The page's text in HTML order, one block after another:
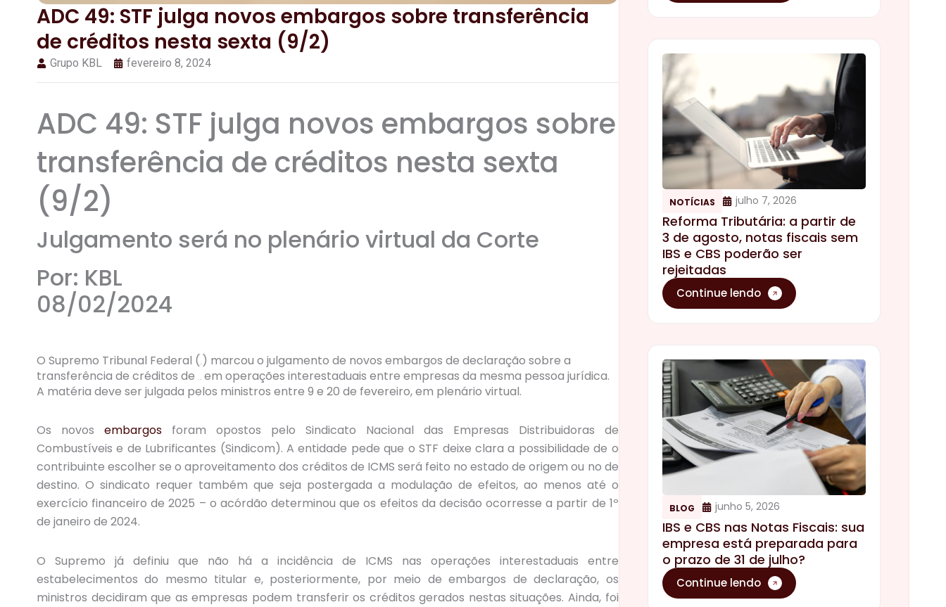
NOTÍCIAS julho 7, 2026
Reforma Tributária: a partir de
3 de agosto, notas fiscais sem
IBS e CBS poderão ser
rejeitadas
Continue lendo
BLOG junho 5, 2026
IBS e CBS nas Notas Fiscais: sua
empresa está preparada para
o prazo de 31 de julho?
Continue lendo
ADC 49: STF julga novos embargos sobre transferência
de créditos nesta sexta (9/2)
Grupo KBL fevereiro 8, 2024
ADC 49: STF julga novos embargos sobre
transferência de créditos nesta sexta
(9/2)
Julgamento será no plenário virtual da Corte
Por: KBL
08/02/2024
O Supremo Tribunal Federal ( ) marcou o julgamento de novos embargos de declaração sobre a
transferência de créditos de
em operações interestaduais entre empresas da mesma pessoa jurídica.
A matéria deve ser julgada pelos ministros entre 9 e 20 de fevereiro, em plenário virtual.
Os novos embargosforam opostos pelo Sindicato Nacional das Empresas Distribuidoras de
Combustíveis e de Lubrificantes (Sindicom). A entidade pede que o STF deixe clara a possibilidade de o
contribuinte escolher se o aproveitamento dos créditos de ICMS será feito no estado de origem ou no de
destino. O sindicato requer também que seja postergada a modulação de efeitos, ao menos até o
exercício financeiro de 2025 – o acórdão determinou que os efeitos da decisão ocorresse a partir de 1º
de janeiro de 2024.
O Supremo já definiu que não há a incidência de ICMS nas operações interestaduais entre
estabelecimentos do mesmo titular e, posteriormente, por meio de embargos de declaração, os
ministros decidiram que as empresas podem transferir os créditos gerados nestas situações. Ainda, foi